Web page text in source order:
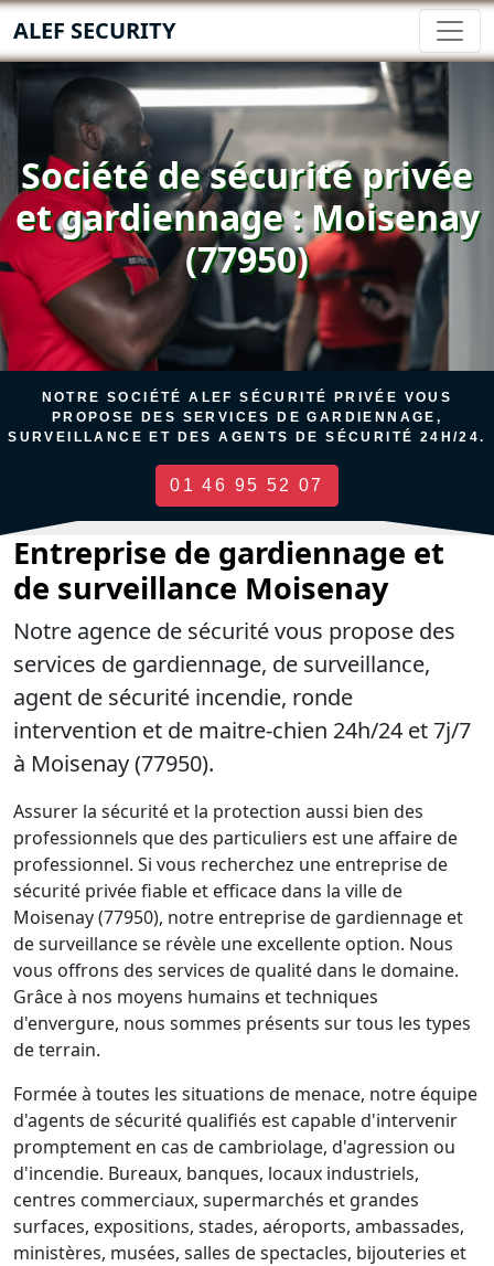
ALEF SECURITY
Société de sécurité privée
et gardiennage : Moisenay
(77950)
NOTRE SOCIÉTÉ ALEF SÉCURITÉ PRIVÉE VOUS
PROPOSE DES SERVICES DE GARDIENNAGE,
SURVEILLANCE ET DES AGENTS DE SÉCURITÉ 24H/24.
01 46 95 52 07
Entreprise de gardiennage et
de surveillance Moisenay
Notre agence de sécurité vous propose des
services de gardiennage, de surveillance,
agent de sécurité incendie, ronde
intervention et de maitre-chien 24h/24 et 7j/7
à Moisenay (77950).
Assurer la sécurité et la protection aussi bien des
professionnels que des particuliers est une affaire de
professionnel. Si vous recherchez une entreprise de
sécurité privée fiable et efficace dans la ville de
Moisenay (77950), notre entreprise de gardiennage et
de surveillance se révèle une excellente option. Nous
vous offrons des services de qualité dans le domaine.
Grâce à nos moyens humains et techniques
d'envergure, nous sommes présents sur tous les types
de terrain.
Formée à toutes les situations de menace, notre équipe
d'agents de sécurité qualifiés est capable d'intervenir
promptement en cas de cambriolage, d'agression ou
d'incendie. Bureaux, banques, locaux industriels,
centres commerciaux, supermarchés et grandes
surfaces, expositions, stades, aéroports, ambassades,
ministères, musées, salles de spectacles, bijouteries et